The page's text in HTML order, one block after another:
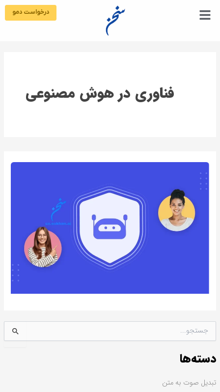
درخواست دمو
س
ج
ب
دسته‌ها
تبدیل صوت به متن
فناوری در هوش مصنوعی